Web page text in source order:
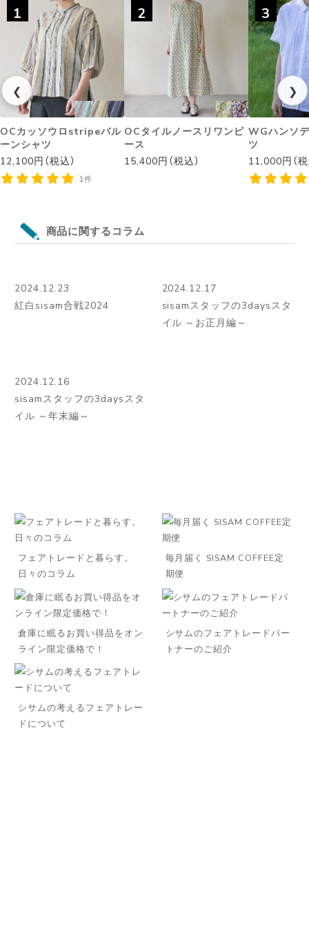
❮
1
OCカッソウロstripeバル
ーンシャツ
12,100円（税込）
1件
2
OCタイルノースリワンピ
ース
15,400円（税込）
3
WGハンソ
ツ
11,000円（税
❯
商品に関するコラム
2024.12.23
紅白sisam合戦2024
2024.12.17
sisamスタッフの3daysスタ
イル ～お正月編～
2024.12.16
sisamスタッフの3daysスタ
イル ～年末編～
フェアトレードと暮らす。
日々のコラム
毎月届く SISAM COFFEE定
期便
倉庫に眠るお買い得品をオン
ライン限定価格で！
シサムのフェアトレードパー
トナーのご紹介
シサムの考えるフェアトレー
ドについて